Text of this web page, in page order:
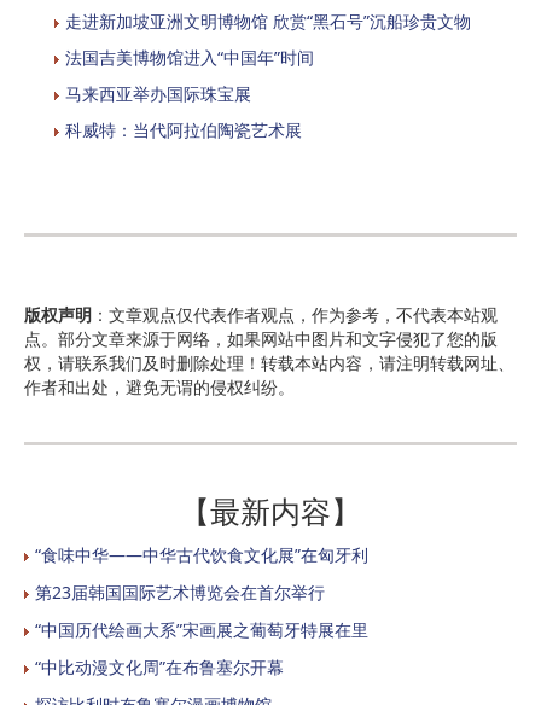
走进新加坡亚洲文明博物馆 欣赏“黑石号”沉船珍贵文物
法国吉美博物馆进入“中国年”时间
马来西亚举办国际珠宝展
科威特：当代阿拉伯陶瓷艺术展
版权声明 ：文章观点仅代表作者观点，作为参考，不代表本站观
点。部分文章来源于网络，如果网站中图片和文字侵犯了您的版
权，请联系我们及时删除处理！转载本站内容，请注明转载网址、
作者和出处，避免无谓的侵权纠纷。
【最新内容】
“食味中华——中华古代饮食文化展”在匈牙利
第23届韩国国际艺术博览会在首尔举行
“中国历代绘画大系”宋画展之葡萄牙特展在里
“中比动漫文化周”在布鲁塞尔开幕